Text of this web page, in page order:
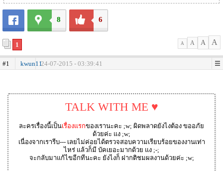
8 6
1 A A A A
#1 kwun1124-07-2015 - 03:39:41
TALK WITH ME ♥
ละครเรื่องนี้เป็นเรื่องแรกของเรานะคะ ;w; ผิดพลาดยังไงต้อง ขออภัย
ด้วยค่ะ แง ;w;
เนื่องจากเรารีบ--- เลยไม่ค่อยได้ตรวจสอบความเรียบร้อยของงานเท่า
ไหร่ แล้วก็มี บัคเยอะมากด้วย แง ;-;
จะกลับมาแก้ไขอีกทีนะคะ ยังไงก็ ฝากติชมผลงานด้วยค่ะ ;w;